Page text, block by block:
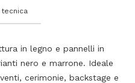
in legno e pannelli in
nero e marrone. Ideale
cerimonie, backstage e
tecnica